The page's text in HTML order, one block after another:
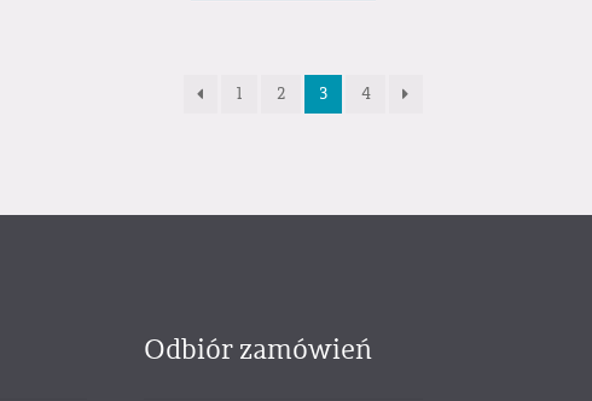
1 2 3 4
Odbiór zamówień